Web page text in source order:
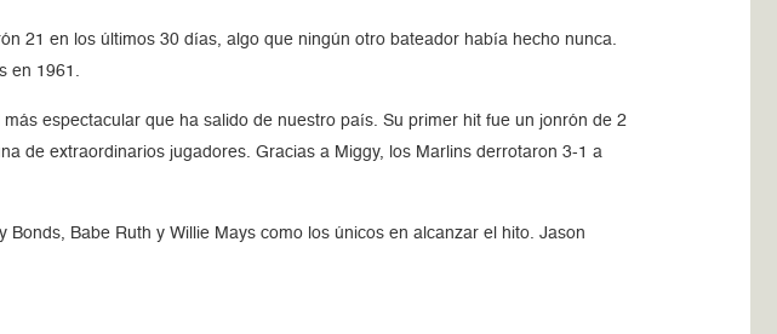
21 en los últimos 30 días, algo que ningún otro bateador había hecho nunca.
en 1961.
espectacular que ha salido de nuestro país. Su primer hit fue un jonrón de 2
de extraordinarios jugadores. Gracias a Miggy, los Marlins derrotaron 3-1 a
Babe Ruth y Willie Mays como los únicos en alcanzar el hito. Jason